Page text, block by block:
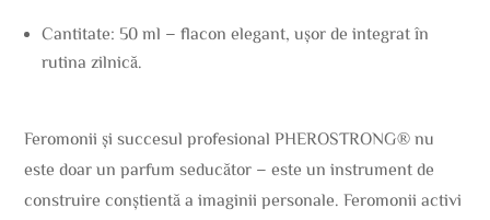
Cantitate: 50 ml – flacon elegant, ușor de integrat în
rutina zilnică.
Feromonii și succesul profesional PHEROSTRONG® nu
este doar un parfum seducător – este un instrument de
construire conștientă a imaginii personale. Feromonii activi